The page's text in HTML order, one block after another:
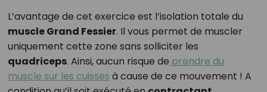
L’avantage de cet exercice est l’isolation totale du
muscle Grand Fessier. Il vous permet de muscler
uniquement cette zone sans solliciter les
quadriceps. Ainsi, aucun risque de prendre du
muscle sur les cuisses à cause de ce mouvement ! A